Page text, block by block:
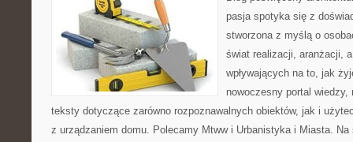
pasja spotyka się z
stworzona z myślą o
świat realizacji, aranżacji,
wpływających na to, jak
nowoczesny portal
teksty dotyczące zarówno rozpoznawalnych obiektów, jak i
z urządzaniem domu. Polecamy Mtww i Urbanistyka i Miasta.